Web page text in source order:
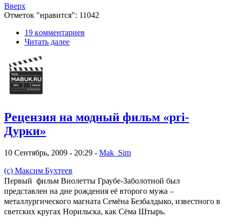
Вверх
Отметок "нравится": 11042
19 кoммeнтаpиев
Читать далее
Рецензия на модный фильм «pri-
Дурки»
10 Сентябрь, 2009 - 20:29 - Mak_Sim
(с) Максим Бухтеев
Первый фильм Виолетты Граубе-Заболотной был
представлен на дне рождения её второго мужа –
металлургического магната Семёна Безбалдыко, известного в
светских кругах Норильска, как Сёма Штырь.